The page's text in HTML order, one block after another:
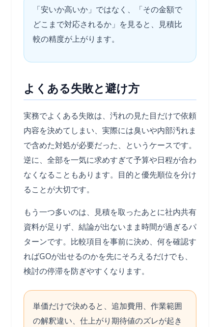
「安いか高いか」ではなく、「その金額で
どこまで対応されるか」を見ると、見積比
較の精度が上がります。
よくある失敗と避け方
実務でよくある失敗は、汚れの見た目だけで依頼
内容を決めてしまい、実際には臭いや内部汚れま
で含めた対処が必要だった、というケースです。
逆に、全部を一気に求めすぎて予算や日程が合わ
なくなることもあります。目的と優先順位を分け
ることが大切です。
もう一つ多いのは、見積を取ったあとに社内共有
資料が足りず、結論が出ないまま時間が過ぎるパ
ターンです。比較項目を事前に決め、何を確認す
ればGOが出せるのかを先にそろえるだけでも、
検討の停滞を防ぎやすくなります。
単価だけで決めると、追加費用、作業範囲
の解釈違い、仕上がり期待値のズレが起き